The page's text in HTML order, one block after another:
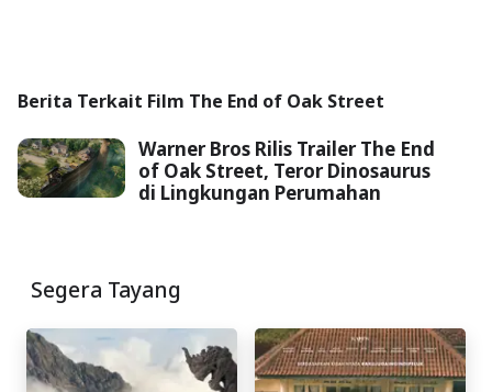
Berita Terkait Film The End of Oak Street
Warner Bros Rilis Trailer The End
of Oak Street, Teror Dinosaurus
di Lingkungan Perumahan
Segera Tayang